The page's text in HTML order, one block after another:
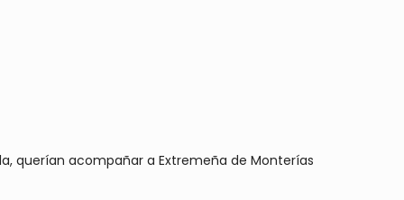
querían acompañar a Extremeña de Monterías